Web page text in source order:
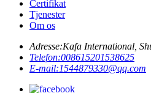
Certifikat
Tjenester
Om os
Adresse:Kafa International,
Telefon:008615201538625
E-mail:1544879330@qq.com